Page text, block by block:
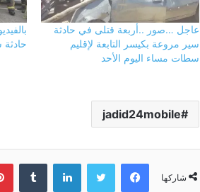
عاجل …صور ..أربعة قتلى في حادثة
سير مروعة بكيسر التابعة لإقليم
سطات مساء اليوم الأحد
jadid24mobile
شاركها
فيسبوك تويتر لينكدإن